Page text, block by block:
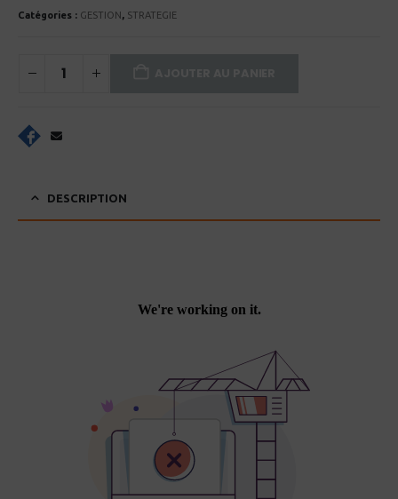
Catégories : GESTION, STRATEGIE
DESCRIPTION